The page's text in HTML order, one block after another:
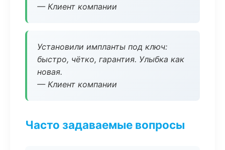
— Клиент компании
Установили импланты под ключ:
быстро, чётко, гарантия. Улыбка как
новая.
— Клиент компании
Часто задаваемые вопросы